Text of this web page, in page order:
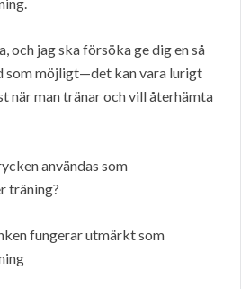
och jag ska försöka ge dig en så
som möjligt—det kan vara lurigt
när man tränar och vill återhämta
användas som
träning?
fungerar utmärkt som